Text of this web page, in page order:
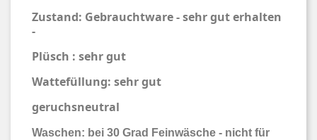
Zustand: Gebrauchtware - sehr gut erhalten
-
Plüsch : sehr gut
Wattefüllung: sehr gut
geruchsneutral
Waschen: bei 30 Grad Feinwäsche - nicht für